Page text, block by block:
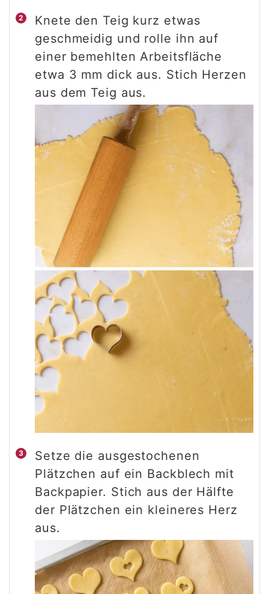
Knete den Teig kurz etwas
geschmeidig und rolle ihn auf
einer bemehlten Arbeitsfläche
etwa 3 mm dick aus. Stich Herzen
aus dem Teig aus.
Setze die ausgestochenen
Plätzchen auf ein Backblech mit
Backpapier. Stich aus der Hälfte
der Plätzchen ein kleineres Herz
aus.